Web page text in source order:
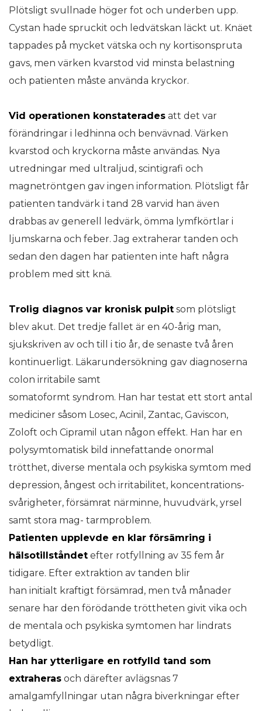
Plötsligt svullnade höger fot och underben upp.
Cystan hade spruckit och ledvätskan läckt ut. Knäet
tappades på mycket vätska och ny kortisonspruta
gavs, men värken kvarstod vid minsta belastning
och patienten måste använda kryckor.
Vid operationen konstaterades att det var
förändringar i ledhinna och benvävnad. Värken
kvarstod och kryckorna måste användas. Nya
utredningar med ultraljud, scintigrafi och
magnetröntgen gav ingen information. Plötsligt får
patienten tandvärk i tand 28 varvid han även
drabbas av generell ledvärk, ömma lymfkörtlar i
ljumskarna och feber. Jag extraherar tanden och
sedan den dagen har patienten inte haft några
problem med sitt knä.
Trolig diagnos var kronisk pulpit som plötsligt
blev akut. Det tredje fallet är en 40-årig man,
sjukskriven av och till i tio år, de senaste två åren
kontinuerligt. Läkarundersökning gav diagnoserna
colon irritabile samt
somatoformt syndrom. Han har testat ett stort antal
mediciner såsom Losec, Acinil, Zantac, Gaviscon,
Zoloft och Cipramil utan någon effekt. Han har en
polysymtomatisk bild innefattande onormal
trötthet, diverse mentala och psykiska symtom med
depression, ångest och irritabilitet, koncentrations-
svårigheter, försämrat närminne, huvudvärk, yrsel
samt stora mag- tarmproblem.
Patienten upplevde en klar försämring i
hälsotillståndet efter rotfyllning av 35 fem år
tidigare. Efter extraktion av tanden blir
han initialt kraftigt försämrad, men två månader
senare har den förödande tröttheten givit vika och
de mentala och psykiska symtomen har lindrats
betydligt.
Han har ytterligare en rotfylld tand som
extraheras och därefter avlägsnas 7
amalgamfyllningar utan några biverkningar efter